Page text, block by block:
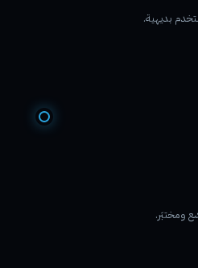
بديهية.
ومختبَر.